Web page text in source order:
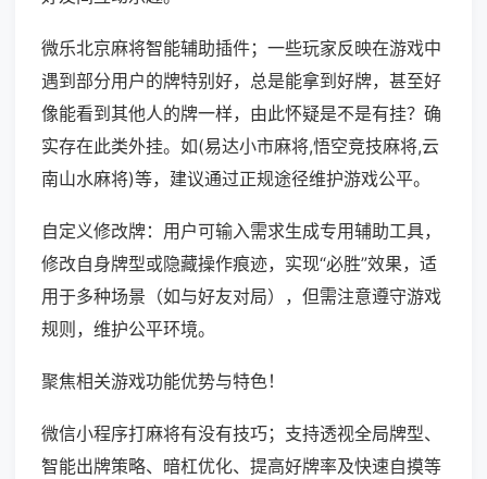
微乐北京麻将智能辅助插件；一些玩家反映在游戏中
遇到部分用户的牌特别好，总是能拿到好牌，甚至好
像能看到其他人的牌一样，由此怀疑是不是有挂？确
实存在此类外挂。如(易达小市麻将,悟空竞技麻将,云
南山水麻将)等，建议通过正规途径维护游戏公平。
自定义修改牌：用户可输入需求生成专用辅助工具，
修改自身牌型或隐藏操作痕迹，实现“必胜”效果，适
用于多种场景（如与好友对局），但需注意遵守游戏
规则，维护公平环境。
聚焦相关游戏功能优势与特色！
微信小程序打麻将有没有技巧；支持透视全局牌型、
智能出牌策略、暗杠优化、提高好牌率及快速自摸等